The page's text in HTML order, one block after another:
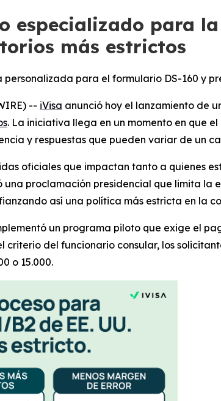
especializado para
más estrictos
personalizada para el formulario DS-160 y
-- iVisa anunció hoy el lanzamiento de
. La iniciativa llega en un momento en que
y respuestas que pueden variar de un
oficiales que impactan tanto a quienes
una proclamación presidencial que limita
así una política más estricta en la
un programa piloto que exige el
criterio del funcionario consular, los
o 15.000.